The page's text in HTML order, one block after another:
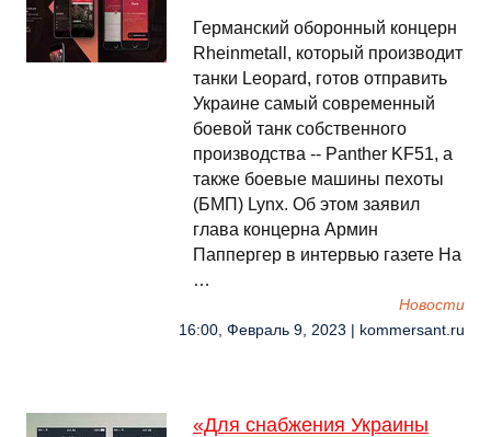
Германский оборонный концерн
Rheinmetall, который производит
танки Leopard, готов отправить
Украине самый современный
боевой танк собственного
производства -- Panther KF51, а
также боевые машины пехоты
(БМП) Lynx. Об этом заявил
глава концерна Армин
Паппергер в интервью газете Ha
…
Новости
16:00, Февраль 9, 2023 | kommersant.ru
«Для снабжения Украины